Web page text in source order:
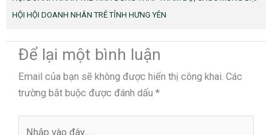
HỘI HỘI DOANH NHÂN TRẺ TỈNH HƯNG YÊN
Để lại một bình luận
Email của bạn sẽ không được hiển thị công khai. Các
trường bắt buộc được đánh dấu *